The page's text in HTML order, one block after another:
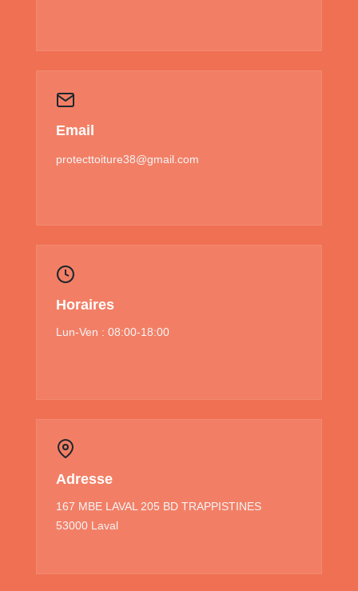
Email
protecttoiture38@gmail.com
Horaires
Lun-Ven : 08:00-18:00
Adresse
167 MBE LAVAL 205 BD TRAPPISTINES
53000 Laval